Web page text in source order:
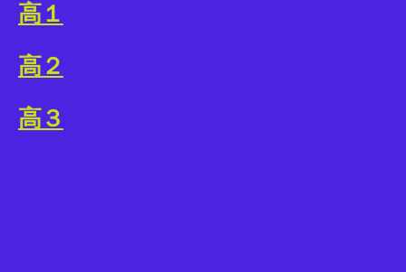
高１
高２
高３